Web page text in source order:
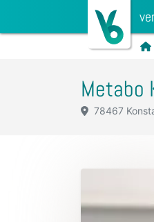
Metabo
78467